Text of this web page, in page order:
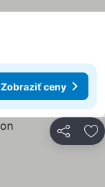
Zobraziť ceny
Zdieľať